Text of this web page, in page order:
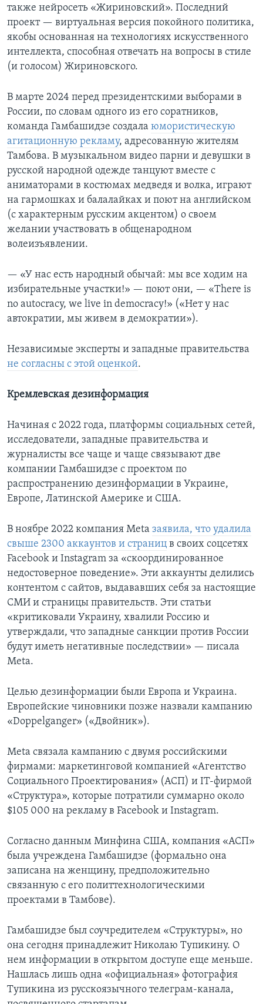
также нейросеть «Жириновский». Последний
проект — виртуальная версия покойного политика,
якобы основанная на технологиях искусственного
интеллекта, способная отвечать на вопросы в стиле
(и голосом) Жириновского.
В марте 2024 перед президентскими выборами в
России, по словам одного из его соратников,
команда Гамбашидзе создала юмористическую
агитационную рекламу, адресованную жителям
Тамбова. В музыкальном видео парни и девушки в
русской народной одежде танцуют вместе с
аниматорами в костюмах медведя и волка, играют
на гармошках и балалайках и поют на английском
(с характерным русским акцентом) о своем
желании участвовать в общенародном
волеизъявлении.
— «У нас есть народный обычай: мы все ходим на
избирательные участки!» — поют они, — «There is
no autocracy, we live in democracy!» («Нет у нас
автократии, мы живем в демократии»).
Независимые эксперты и западные правительства
не согласны с этой оценкой.
Кремлевская дезинформация
Начиная с 2022 года, платформы социальных сетей,
исследователи, западные правительства и
журналисты все чаще и чаще связывают две
компании Гамбашидзе с проектом по
распространению дезинформации в Украине,
Европе, Латинской Америке и США.
В ноябре 2022 компания Meta заявила, что удалила
свыше 2300 аккаунтов и страниц в своих соцсетях
Facebook и Instagram за «скоординированное
недостоверное поведение». Эти аккаунты делились
контентом с сайтов, выдававших себя за настоящие
СМИ и страницы правительств. Эти статьи
«критиковали Украину, хвалили Россию и
утверждали, что западные санкции против России
будут иметь негативные последствии» — писала
Meta.
Целью дезинформации были Европа и Украина.
Европейские чиновники позже назвали кампанию
«Doppelganger» («Двойник»).
Meta связала кампанию с двумя российскими
фирмами: маркетинговой компанией «Агентство
Социального Проектирования» (АСП) и IT-фирмой
«Структура», которые потратили суммарно около
$105 000 на рекламу в Facebook и Instagram.
Согласно данным Минфина США, компания «АСП»
была учреждена Гамбашидзе (формально она
записана на женщину, предположительно
связанную с его политтехнологическими
проектами в Тамбове).
Гамбашидзе был соучредителем «Структуры», но
она сегодня принадлежит Николаю Тупикину. О
нем информации в открытом доступе еще меньше.
Нашлась лишь одна «официальная» фотография
Тупикина из русскоязычного телеграм-канала,